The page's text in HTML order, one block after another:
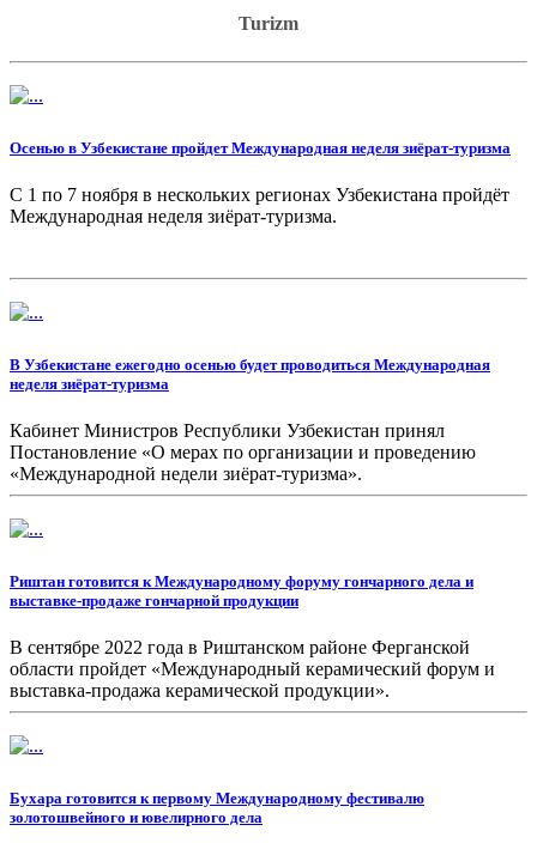
Turizm
Осенью в Узбекистане пройдет Международная неделя зиёрат-туризма
С 1 по 7 ноября в нескольких регионах Узбекистана пройдёт
Международная неделя зиёрат-туризма.
В Узбекистане ежегодно осенью будет проводиться Международная
неделя зиёрат-туризма
Кабинет Министров Республики Узбекистан принял
Постановление «О мерах по организации и проведению
«Международной недели зиёрат-туризма».
Риштан готовится к Международному форуму гончарного дела и
выставке-продаже гончарной продукции
В сентябре 2022 года в Риштанском районе Ферганской
области пройдет «Международный керамический форум и
выставка-продажа керамической продукции».
Бухара готовится к первому Международному фестивалю
золотошвейного и ювелирного дела